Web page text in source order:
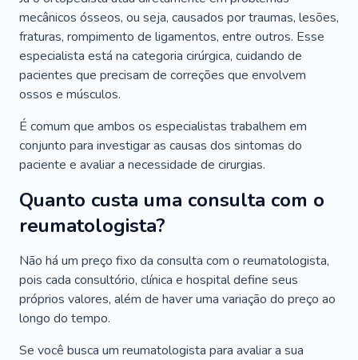
mecânicos ósseos, ou seja, causados por traumas, lesões,
fraturas, rompimento de ligamentos, entre outros. Esse
especialista está na categoria cirúrgica, cuidando de
pacientes que precisam de correções que envolvem
ossos e músculos.
É comum que ambos os especialistas trabalhem em
conjunto para investigar as causas dos sintomas do
paciente e avaliar a necessidade de cirurgias.
Quanto custa uma consulta com o
reumatologista?
Não há um preço fixo da consulta com o reumatologista,
pois cada consultório, clínica e hospital define seus
próprios valores, além de haver uma variação do preço ao
longo do tempo.
Se você busca um reumatologista para avaliar a sua